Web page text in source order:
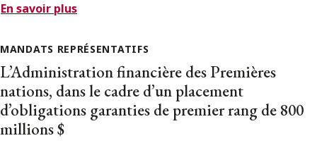
En savoir plus
MANDATS REPRÉSENTATIFS
L’Administration financière des Premières
nations, dans le cadre d’un placement
d’obligations garanties de premier rang de 800
millions $